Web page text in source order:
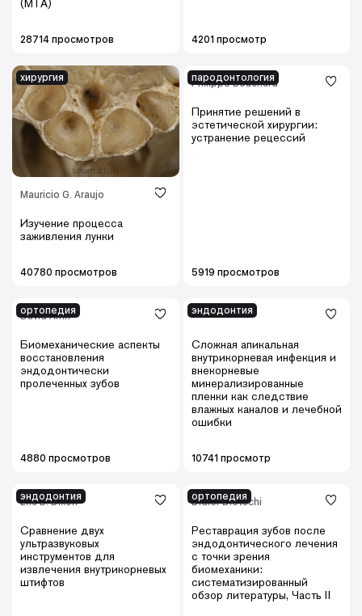
(МТА)
28714 просмотров 4201 просмотр
хирургия
Mauricio G. Araujo
Изучение процесса
заживления лунки
40780 просмотров
пародонтология
Philippe Bouchard
Принятие решений в
эстетической хирургии:
устранение рецессий
5919 просмотров
ортопедия
David Amif
Биомеханические аспекты
восстановления
эндодонтически
пролеченных зубов
4880 просмотров
эндодонтия
Сложная апикальная
внутрикорневая инфекция и
внекорневые
минерализированные
пленки как следствие
влажных каналов и лечебной
ошибки
10741 просмотр
эндодонтия
Eric B. Dixon
Сравнение двух
ультразвуковых
инструментов для
извлечения внутрикорневых
штифтов
ортопедия
Didier Dietschi
Реставрация зубов после
эндодонтического лечения
с точки зрения
биомеханики:
систематизированный
обзор литературы, Часть II